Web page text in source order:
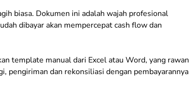
biasa. Dokumen ini adalah wajah profesional
dibayar akan mempercepat cash flow dan
template manual dari Excel atau Word, yang rawan
pengiriman dan rekonsiliasi dengan pembayarannya